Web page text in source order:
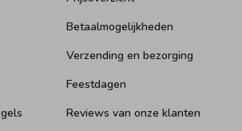
Betaalmogelijkheden
Verzending en bezorging
Feestdagen
Reviews van onze klanten